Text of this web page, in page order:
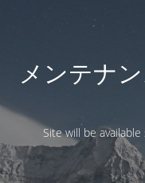
メンテナ
Site will be